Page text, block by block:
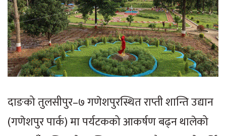
दाङको तुलसीपुर–७ गणेशपुरस्थित राप्ती शान्ति उद्यान
(गणेशपुर पार्क) मा पर्यटकको आकर्षण बढ्न थालेको